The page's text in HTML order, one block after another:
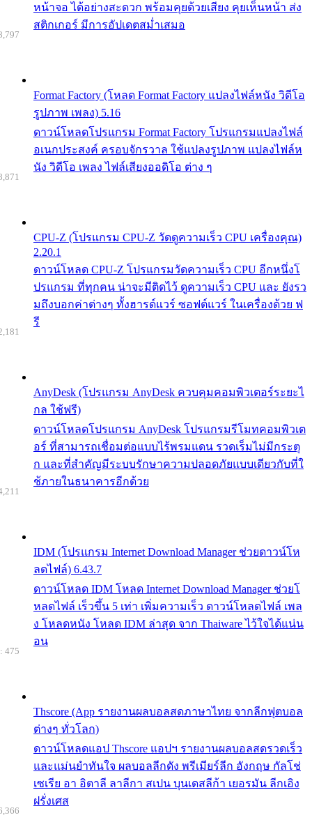
หน้าจอ ได้อย่างสะดวก พร้อมคุยด้วยเสียง คุยเห็นหน้า ส่ง
สติกเกอร์ มีการอัปเดตสม่ำเสมอ
Format Factory (โหลด Format Factory แปลงไฟล์หนัง วิดีโอ
รูปภาพ เพลง) 5.16
ดาวน์โหลดโปรแกรม Format Factory โปรแกรมแปลงไฟล์
อเนกประสงค์ ครอบจักรวาล ใช้แปลงรูปภาพ แปลงไฟล์ห
นัง วิดีโอ เพลง ไฟล์เสียงออดิโอ ต่าง ๆ
CPU-Z (โปรแกรม CPU-Z วัดดูความเร็ว CPU เครื่องคุณ)
2.20.1
ดาวน์โหลด CPU-Z โปรแกรมวัดความเร็ว CPU อีกหนึ่งโ
ปรแกรม ที่ทุกคน น่าจะมีติดไว้ ดูความเร็ว CPU และ ยังรว
มถึงบอกค่าต่างๆ ทั้งฮารด์แวร์ ซอฟต์แวร์ ในเครื่องด้วย ฟ
รี
AnyDesk (โปรแกรม AnyDesk ควบคุมคอมพิวเตอร์ระยะไ
กล ใช้ฟรี)
ดาวน์โหลดโปรแกรม AnyDesk โปรแกรมรีโมทคอมพิวเต
อร์ ที่สามารถเชื่อมต่อแบบไร้พรมแดน รวดเร็มไม่มีกระตุ
ก และที่สำคัญมีระบบรักษาความปลอดภัยแบบเดียวกับที่ใ
ช้ภายในธนาคารอีกด้วย
IDM (โปรแกรม Internet Download Manager ช่วยดาวน์โห
ลดไฟล์) 6.43.7
ดาวน์โหลด IDM โหลด Internet Download Manager ช่วยโ
หลดไฟล์ เร็วขึ้น 5 เท่า เพิ่มความเร็ว ดาวน์โหลดไฟล์ เพล
ง โหลดหนัง โหลด IDM ล่าสุด จาก Thaiware ไว้ใจได้แน่น
อน
Thscore (App รายงานผลบอลสดภาษาไทย จากลีกฟุตบอล
ต่างๆ ทั่วโลก)
ดาวน์โหลดแอป Thscore แอปฯ รายงานผลบอลสดรวดเร็ว
และแม่นยำทันใจ ผลบอลลีกดัง พรีเมียร์ลีก อังกฤษ กัลโช่
เซเรีย อา อิตาลี ลาลีกา สเปน บุนเดสลีก้า เยอรมัน ลีกเอิง
ฝรั่งเศส
475